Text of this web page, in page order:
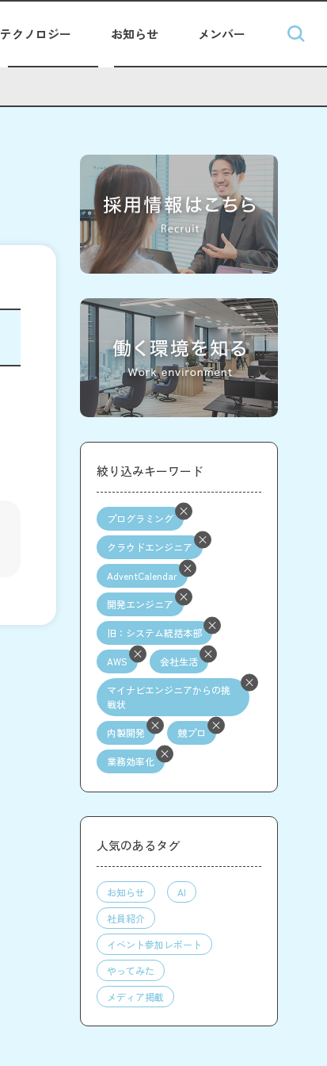
テクノロジー お知らせ メンバー
絞り込みキーワード
プログラミング
クラウドエンジニア
AdventCalendar
開発エンジニア
旧：システム統括本部
AWS 会社生活
マイナビエンジニアからの挑
戦状
内製開発 競プロ
業務効率化
人気のあるタグ
お知らせ
AI
社員紹介
イベント参加レポート
やってみた
メディア掲載